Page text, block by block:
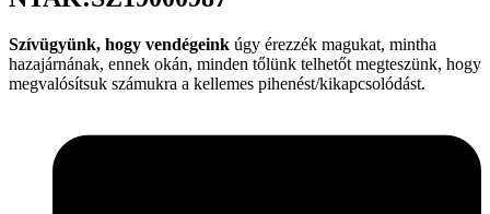
Szívügyünk, hogy vendégeink úgy érezzék magukat, mintha
hazajárnának, ennek okán, minden tőlünk telhetőt megteszünk, hogy
megvalósítsuk számukra a kellemes pihenést/kikapcsolódást.